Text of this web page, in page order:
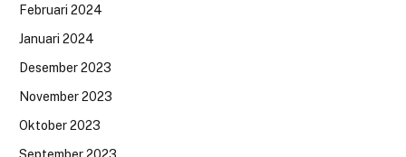
Februari 2024
Januari 2024
Desember 2023
November 2023
Oktober 2023
September 2023